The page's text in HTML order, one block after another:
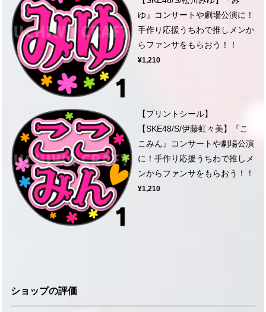
ゆ』コンサートや劇場公演に！
手作り応援うちわで推しメンか
らファンサをもらおう！！
¥1,210
【プリントシール】
【SKE48/S/伊藤虹々美】『こ
こみん』コンサートや劇場公演
に！手作り応援うちわで推しメ
ンからファンサをもらおう！！
¥1,210
ショップの評価